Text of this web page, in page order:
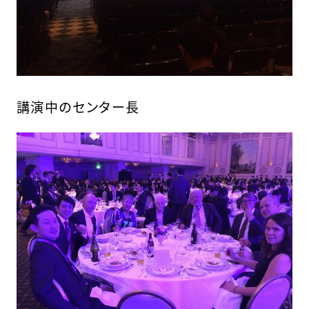
講演中のセンター長